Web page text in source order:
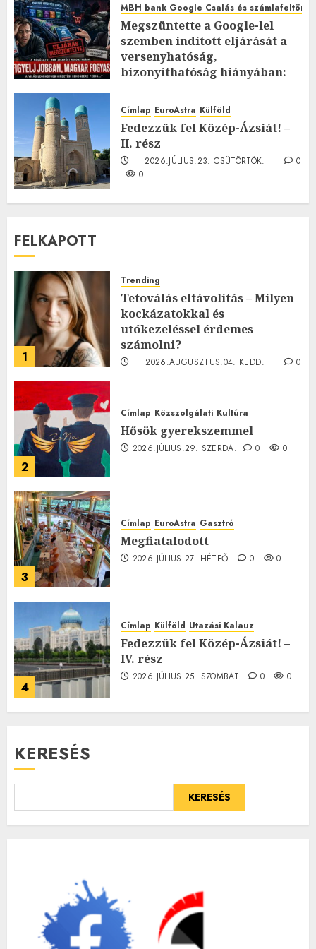
MBH bank Google Csalás és
Megszüntette a Google-lel
szemben indított eljárását a
versenyhatóság,
bizonyíthatóság hiányában:
2026.JÚLIUS.23. CSÜTÖRTÖK.
0
Címlap EuroAstra Külföld
Fedezzük fel Közép-Ázsiát! –
II. rész
2026.JÚLIUS.23. CSÜTÖRTÖK.
0
0
FELKAPOTT
1
Trending
Tetoválás eltávolítás – Milyen
kockázatokkal és
utókezeléssel érdemes
számolni?
2026.AUGUSZTUS.04. KEDD.
0
2
Címlap Közszolgálati Kultúra
Hősök gyerekszemmel
2026.JÚLIUS.29. SZERDA. 0 0
3
Címlap EuroAstra Gasztró
Megfiatalodott
2026.JÚLIUS.27. HÉTFŐ. 0 0
4
Címlap Külföld Utazási Kalauz
Fedezzük fel Közép-Ázsiát! –
IV. rész
2026.JÚLIUS.25. SZOMBAT. 0 0
KERESÉS
KERESÉS